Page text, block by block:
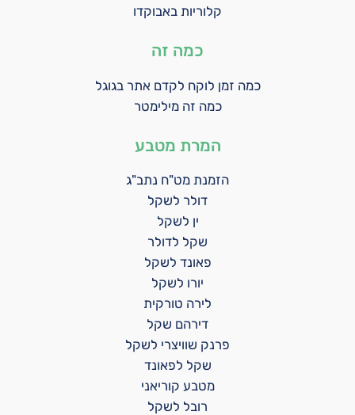
קלוריות באבוקדו
כמה זה
כמה זמן לוקח לקדם אתר בגוגל
כמה זה מילימטר
המרת מטבע
הזמנת מט"ח נתב"ג
דולר לשקל
ין לשקל
שקל לדולר
פאונד לשקל
יורו לשקל
לירה טורקית
דירהם שקל
פרנק שוויצרי לשקל
שקל לפאונד
מטבע קוריאני
רובל לשקל